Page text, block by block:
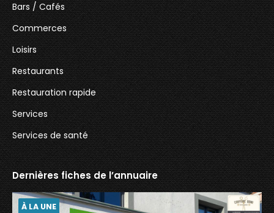
Bars / Cafés
Commerces
Loisirs
Restaurants
Restauration rapide
Services
Services de santé
Dernières fiches de l’annuaire
À LA UNE